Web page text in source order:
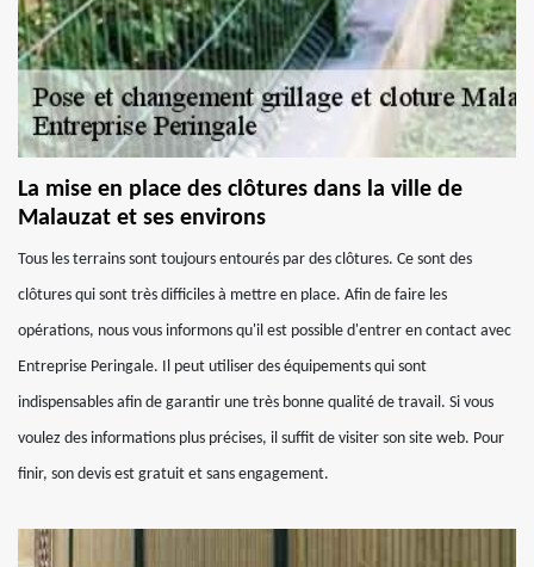
La mise en place des clôtures dans la ville de
Malauzat et ses environs
Tous les terrains sont toujours entourés par des clôtures. Ce sont des
clôtures qui sont très difficiles à mettre en place. Afin de faire les
opérations, nous vous informons qu'il est possible d'entrer en contact avec
Entreprise Peringale. Il peut utiliser des équipements qui sont
indispensables afin de garantir une très bonne qualité de travail. Si vous
voulez des informations plus précises, il suffit de visiter son site web. Pour
finir, son devis est gratuit et sans engagement.